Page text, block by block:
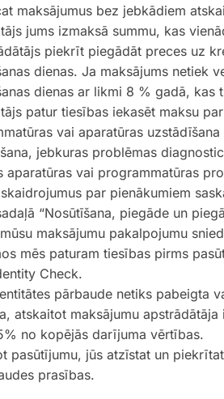
maksājumus bez jebkādiem
jums izmaksā summu, kas
piekrīt piegādāt preces uz
dienas. Ja maksājums netiek
dienas ar likmi 8 % gadā, kas
patur tiesības iekasēt maksu
vai aparatūras
jebkuras problēmas
aparatūras vai programmatūras
par pienākumiem
“Nosūtīšana, piegāde un
maksājumu pakalpojumu
mēs paturam tiesības pirms
Check.
pārbaude netiks pabeigta
atskaitot maksājumu
no kopējās darījuma vērtības.
pasūtījumu, jūs atzīstat un
prasības.